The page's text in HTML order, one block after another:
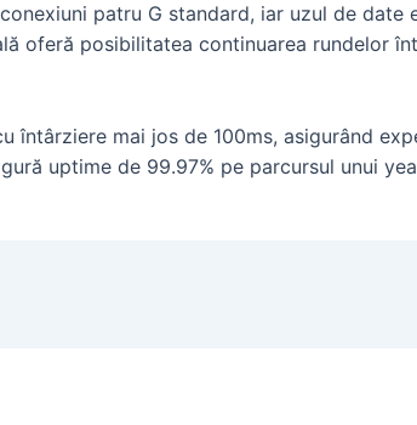
patru G standard, iar uzul de date
oferă posibilitatea continuarea rundelor
mai jos de 100ms, asigurând
uptime de 99.97% pe parcursul unui